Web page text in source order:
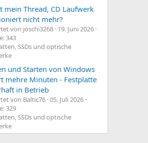
mein Thread, CD Laufwerk
nicht mehr?
von joschi3268 19. Juni 2026
343
SSDs und optische
und Starten von Windows
mehre Minuten - Festplatte
in Betrieb
von Baltic76 05. Juli 2026
329
SSDs und optische